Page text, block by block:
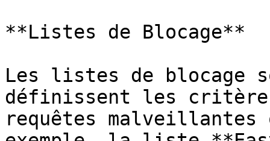
**Listes de Blocage**
Les listes de blocage
définissent les
requêtes